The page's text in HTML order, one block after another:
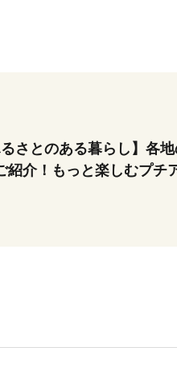
さとのある暮らし】各地
紹介！もっと楽しむプチ